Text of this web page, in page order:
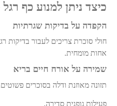
כיצד ניתן למנוע כף
הקפדה על בדיקות שגרתיות
חולי סוכרת צריכים לעבור בדיקות
אחות מומחית.
שמירה על אורח חיים בריא
תזונה מאוזנת ודלה בסוכרים פשוטים
פעילות גופנית סדירה.